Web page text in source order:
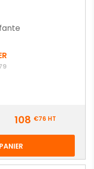
108 €76 HT